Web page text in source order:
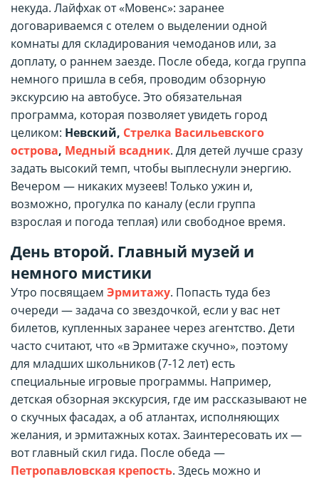
некуда. Лайфхак от «Мовенс»: заранее
договариваемся с отелем о выделении одной
комнаты для складирования чемоданов или, за
доплату, о раннем заезде. После обеда, когда группа
немного пришла в себя, проводим обзорную
экскурсию на автобусе. Это обязательная
программа, которая позволяет увидеть город
целиком: Невский, Стрелка Васильевского
острова, Медный всадник. Для детей лучше сразу
задать высокий темп, чтобы выплеснули энергию.
Вечером — никаких музеев! Только ужин и,
возможно, прогулка по каналу (если группа
взрослая и погода теплая) или свободное время.
День второй. Главный музей и
немного мистики
Утро посвящаем Эрмитажу. Попасть туда без
очереди — задача со звездочкой, если у вас нет
билетов, купленных заранее через агентство. Дети
часто считают, что «в Эрмитаже скучно», поэтому
для младших школьников (7-12 лет) есть
специальные игровые программы. Например,
детская обзорная экскурсия, где им рассказывают не
о скучных фасадах, а об атлантах, исполняющих
желания, и эрмитажных котах. Заинтересовать их —
вот главный скил гида. После обеда —
Петропавловская крепость. Здесь можно и